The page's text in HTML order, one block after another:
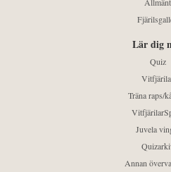
Lär dig
Quiz
Träna raps/
Juvela
Annan